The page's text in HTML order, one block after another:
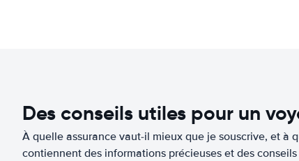
Des conseils utiles pour un
À quelle assurance vaut-il mieux que je souscrive, et à
contiennent des informations précieuses et des